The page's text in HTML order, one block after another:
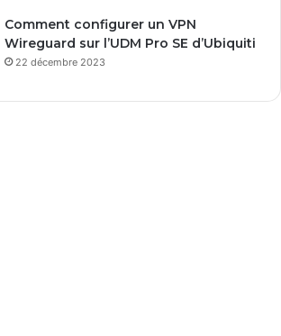
Comment configurer un VPN
Wireguard sur l’UDM Pro SE d’Ubiquiti
22 décembre 2023